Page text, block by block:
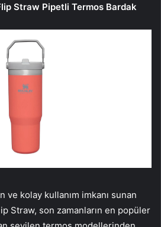
Straw Pipetli Termos Bardak
kolay kullanım imkanı sunan
Straw, son zamanların en popüler